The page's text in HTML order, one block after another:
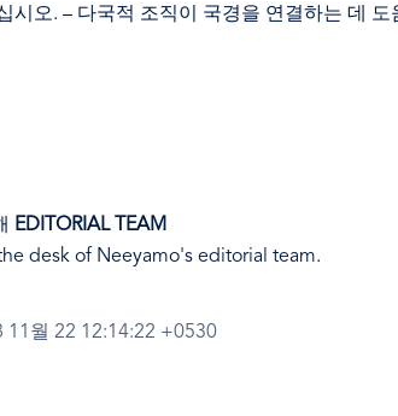
시오. – 다국적 조직이 국경을 연결하는 데 도
EDITORIAL TEAM
desk of Neeyamo's editorial team.
11월 22 12:14:22 +0530